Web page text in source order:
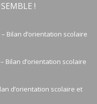
!
Bilan d’orientation scolaire
Bilan d’orientation scolaire
d’orientation scolaire et